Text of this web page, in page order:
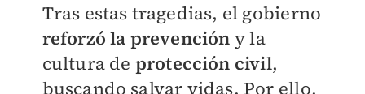
Tras estas tragedias, el gobierno
reforzó la prevención y la
cultura de protección civil,
buscando salvar vidas. Por ello,